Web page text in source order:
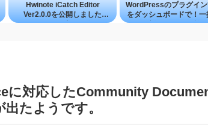
Hwinote iCatch Editor
Ver2.0.0を公開しました
―WordPress上で画像の作
WordPressのプラグイ
をダッシュボードで！一
作・更新もできる便利ツ
に対応したCommunity
たようです。